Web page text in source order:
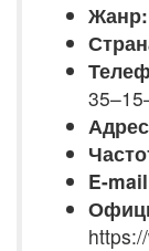
Жанр:
E-